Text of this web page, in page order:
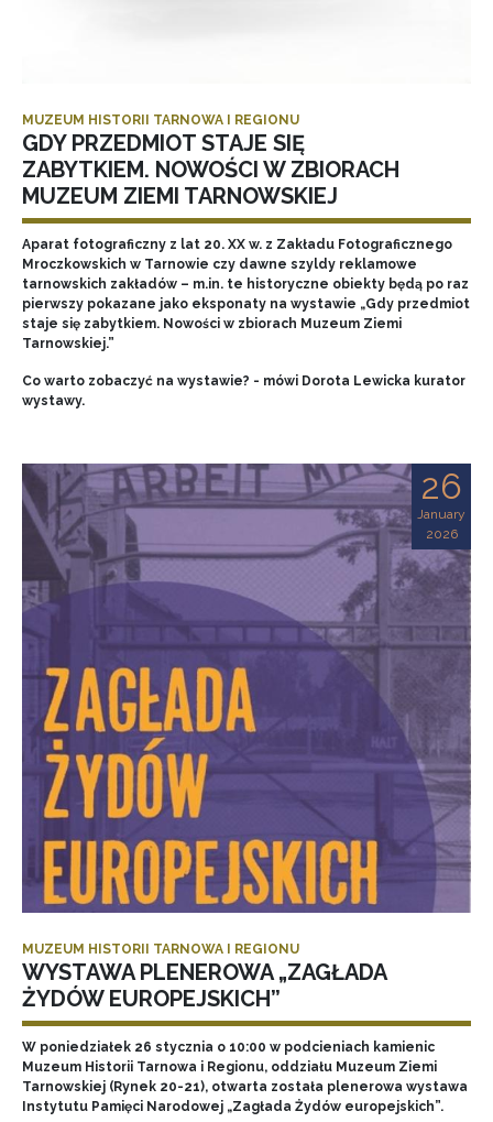
MUZEUM HISTORII TARNOWA I REGIONU
GDY PRZEDMIOT STAJE SIĘ
ZABYTKIEM. NOWOŚCI W ZBIORACH
MUZEUM ZIEMI TARNOWSKIEJ
Aparat fotograficzny z lat 20. XX w. z Zakładu Fotograficznego
Mroczkowskich w Tarnowie czy dawne szyldy reklamowe
tarnowskich zakładów – m.in. te historyczne obiekty będą po raz
pierwszy pokazane jako eksponaty na wystawie „Gdy przedmiot
staje się zabytkiem. Nowości w zbiorach Muzeum Ziemi
Tarnowskiej.”
Co warto zobaczyć na wystawie? - mówi Dorota Lewicka kurator
wystawy.
26
January
2026
MUZEUM HISTORII TARNOWA I REGIONU
WYSTAWA PLENEROWA „ZAGŁADA
ŻYDÓW EUROPEJSKICH”
W poniedziałek 26 stycznia o 10:00 w podcieniach kamienic
Muzeum Historii Tarnowa i Regionu, oddziału Muzeum Ziemi
Tarnowskiej (Rynek 20-21), otwarta została plenerowa wystawa
Instytutu Pamięci Narodowej „Zagłada Żydów europejskich”.